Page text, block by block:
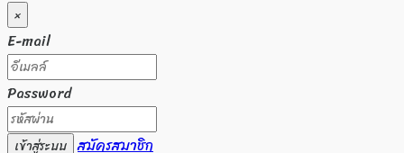
×
E-mail
Password
เข้าสู่ระบบ สมัครสมาชิก